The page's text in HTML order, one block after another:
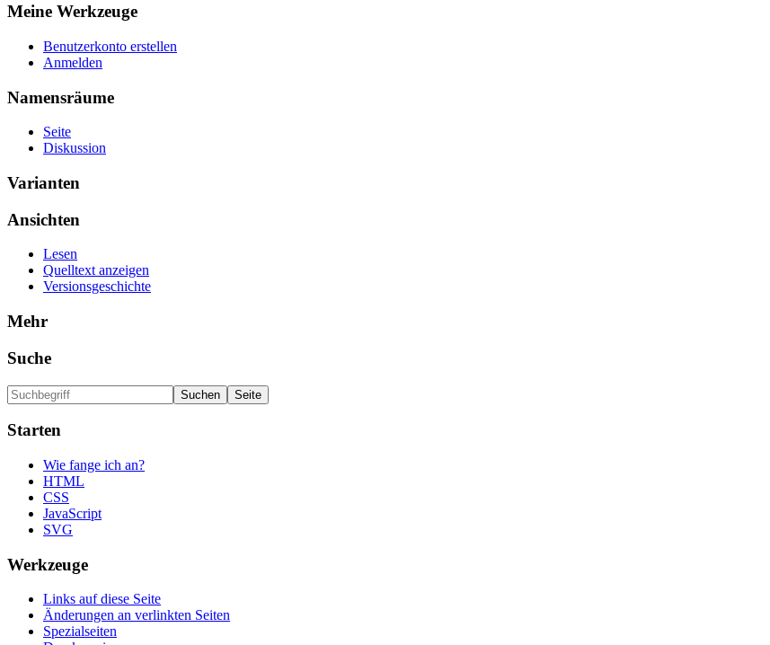
Meine Werkzeuge
Benutzerkonto erstellen
Anmelden
Namensräume
Seite
Diskussion
Varianten
Ansichten
Lesen
Quelltext anzeigen
Versionsgeschichte
Mehr
Suche
Starten
Wie fange ich an?
HTML
CSS
JavaScript
SVG
Werkzeuge
Links auf diese Seite
Änderungen an verlinkten Seiten
Spezialseiten